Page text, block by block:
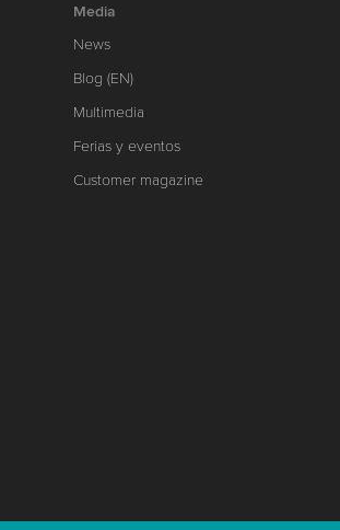
Media
News
Blog (EN)
Multimedia
Ferias y eventos
Customer magazine